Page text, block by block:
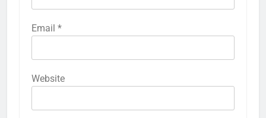
Email *
Website